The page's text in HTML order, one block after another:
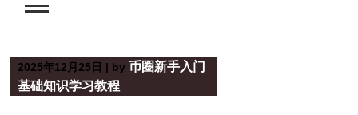
2025年12月25日 | by 币圈新手入门
基础知识学习教程